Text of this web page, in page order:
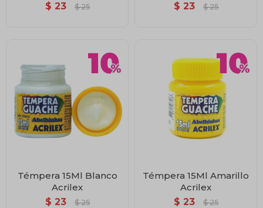
$ 23 $ 25
$ 23 $ 25
Témpera 15Ml Blanco
Acrilex
$ 23 $ 25
Témpera 15Ml Amarillo
Acrilex
$ 23 $ 25